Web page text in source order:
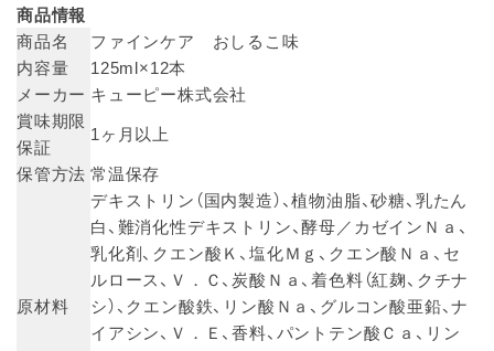
商品情報
商品名
ファインケア おしるこ味
内容量
125ml×12本
メーカー キューピー株式会社
賞味期限
保証
1ヶ月以上
保管方法 常温保存
原材料
デキストリン（国内製造）、植物油脂、砂糖、乳たん
白、難消化性デキストリン、酵母／カゼインＮａ、
乳化剤、クエン酸Ｋ、塩化Ｍｇ、クエン酸Ｎａ、セ
ルロース、Ｖ．Ｃ、炭酸Ｎａ、着色料（紅麹、クチナ
シ）、クエン酸鉄、リン酸Ｎａ、グルコン酸亜鉛、ナ
イアシン、Ｖ．Ｅ、香料、パントテン酸Ｃａ、リン